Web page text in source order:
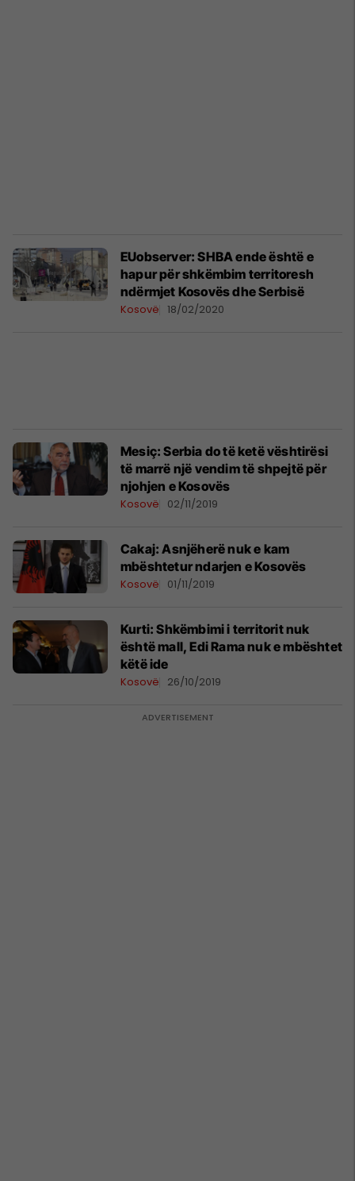
EUobserver: SHBA ende është e
hapur për shkëmbim territoresh
ndërmjet Kosovës dhe Serbisë
Kosovë 18/02/2020
Mesiç: Serbia do të ketë vështirësi
të marrë një vendim të shpejtë për
njohjen e Kosovës
Kosovë 02/11/2019
Cakaj: Asnjëherë nuk e kam
mbështetur ndarjen e Kosovës
Kosovë 01/11/2019
Kurti: Shkëmbimi i territorit nuk
është mall, Edi Rama nuk e mbështet
këtë ide
Kosovë 26/10/2019